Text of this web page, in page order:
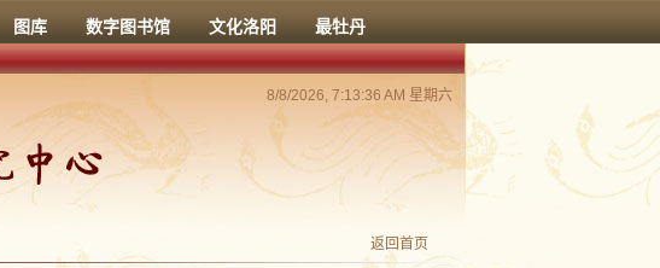
图库 数字图书馆 文化洛阳 最牡丹
8/8/2026, 7:13:37 AM 星期六
返回首页